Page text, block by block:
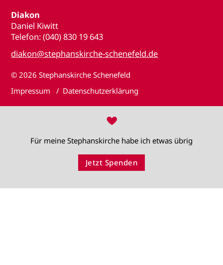
Diakon
Daniel Kiwitt
Telefon: (040) 830 19 643
diakon@stephanskirche-schenefeld.de
© 2026 Stephanskirche Schenefeld
Impressum
Datenschutzerklärung
♥
Für meine Stephanskirche habe ich etwas übrig
Jetzt Spenden